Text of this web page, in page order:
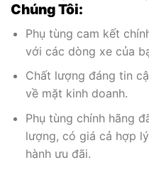
Chúng Tôi:
Phụ tùng cam kết
với các dòng xe của
Chất lượng đáng tin
về mặt kinh doanh.
Phụ tùng chính hãng
lượng, có giá cả hợp
hành ưu đãi.